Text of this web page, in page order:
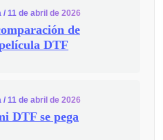
/ 11 de abril de 2026
de
DTF
/ 11 de abril de 2026
DTF se pega